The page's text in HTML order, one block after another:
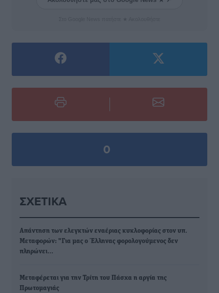
0
ΣΧΕΤΙΚΆ
Απάντηση των ελεγκτών εναέριας κυκλοφορίας στον υπ.
Μεταφορών: "Για μας ο Έλληνας φορολογούμενος δεν
πληρώνει…
Μεταφέρεται για την Τρίτη του Πάσχα η αργία της
Πρωτομαγιάς